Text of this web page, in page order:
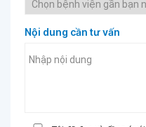
Nội dung cần tư vấn